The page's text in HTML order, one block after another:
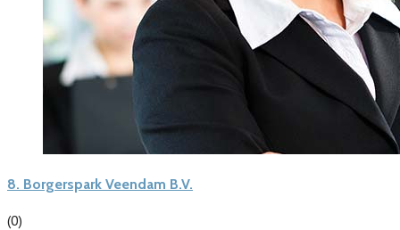
8. Borgerspark Veendam B.V.
(0)